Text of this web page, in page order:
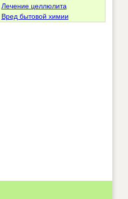
Лечение целлюлита
Вред бытовой химии